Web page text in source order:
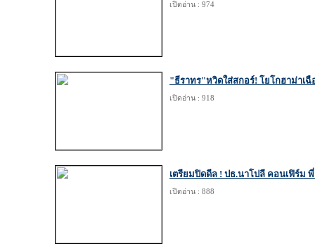
เปิดอ่าน : 974
"ธีราทร"หวิดใส่สกอร์! โยโกฮาม่าเ
เปิดอ่าน : 918
เตรียมปิดดีล ! ปธ.นาโปลี คอนเฟิร์ม
เปิดอ่าน : 888